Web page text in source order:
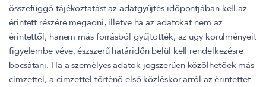
összefüggő tájékoztatást az adatgyűjtés időpontjában kell az
érintett részére megadni, illetve ha az adatokat nem az
érintettől, hanem más forrásból gyűjtötték, az ügy körülményeit
figyelembe véve, észszerű határidőn belül kell rendelkezésre
bocsátani. Ha a személyes adatok jogszerűen közölhetőek más
címzettel, a címzettel történő első közléskor arról az érintettet